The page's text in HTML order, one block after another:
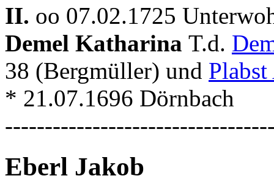
II. oo 07.02.1725
Demel Katharina T.d.
38 (Bergmüller) und
* 21.07.1696 Dörnbach
Eberl Jakob